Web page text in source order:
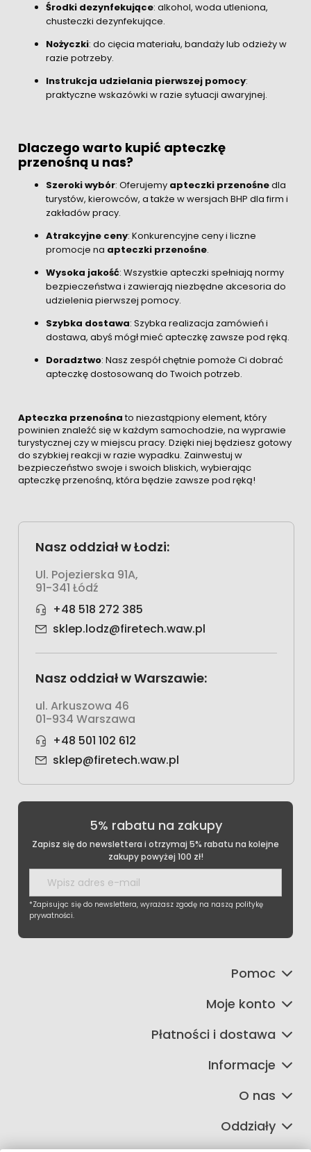
Środki dezynfekujące: alkohol, woda utleniona,
chusteczki dezynfekujące.
Nożyczki: do cięcia materiału, bandaży lub odzieży w
razie potrzeby.
Instrukcja udzielania pierwszej pomocy:
praktyczne wskazówki w razie sytuacji awaryjnej.
Dlaczego warto kupić apteczkę
przenośną u nas?
Szeroki wybór: Oferujemy apteczki przenośnedla
turystów, kierowców, a także w wersjach BHP dla firm i
zakładów pracy.
Atrakcyjne ceny: Konkurencyjne ceny i liczne
promocje na apteczki przenośne.
Wysoka jakość: Wszystkie apteczki spełniają normy
bezpieczeństwa i zawierają niezbędne akcesoria do
udzielenia pierwszej pomocy.
Szybka dostawa: Szybka realizacja zamówień i
dostawa, abyś mógł mieć apteczkę zawsze pod ręką.
Doradztwo: Nasz zespół chętnie pomoże Ci dobrać
apteczkę dostosowaną do Twoich potrzeb.
Apteczka przenośnato niezastąpiony element, który
powinien znaleźć się w każdym samochodzie, na wyprawie
turystycznej czy w miejscu pracy. Dzięki niej będziesz gotowy
do szybkiej reakcji w razie wypadku. Zainwestuj w
bezpieczeństwo swoje i swoich bliskich, wybierając
apteczkę przenośną, która będzie zawsze pod ręką!
Nasz oddział w Łodzi:
Ul. Pojezierska 91A,
91-341 Łódź
+48 518 272 385
sklep.lodz@firetech.waw.pl
Nasz oddział w Warszawie:
ul. Arkuszowa 46
01-934 Warszawa
+48 501 102 612
sklep@firetech.waw.pl
5% rabatu na zakupy
Zapisz się do newslettera i otrzymaj 5% rabatu na kolejne
zakupy powyżej 100 zł!
*Zapisując się do newslettera, wyrażasz zgodę na naszą politykę
prywatności.
Pomoc
Moje konto
Płatności i dostawa
Informacje
O nas
Oddziały